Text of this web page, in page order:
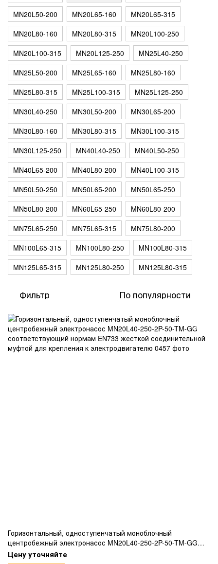
MN20L50-200
MN20L65-160
MN20L65-315
MN20L80-160
MN20L80-315
MN20L100-250
MN20L100-315
MN20L125-250
MN25L40-250
MN25L50-200
MN25L65-160
MN25L80-160
MN25L80-315
MN25L100-315
MN25L125-250
MN30L40-250
MN30L50-200
MN30L65-200
MN30L80-160
MN30L80-315
MN30L100-315
MN30L125-250
MN40L40-250
MN40L50-250
MN40L65-200
MN40L80-200
MN40L100-315
MN50L50-250
MN50L65-200
MN50L65-250
MN50L80-200
MN60L65-250
MN60L80-200
MN75L65-250
MN75L65-315
MN75L80-200
MN100L65-315
MN100L80-250
MN100L80-315
MN125L65-315
MN125L80-250 MN125L80-315
Фильтр По популярности
Горизонтальный, одноступенчатый моноблочный
центробежный электронасос MN20L40-250-2P-50-TM-GG
соответствующий нормам EN733 жесткой соединительной
муфтой для крепления к электродвигателю
Цену уточняйте